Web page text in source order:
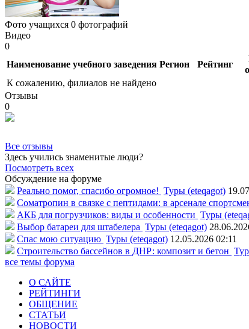
Фото учащихся 0 фотографий
Видео
0
Наименование учебного заведения Регион Рейтинг
К сожалению, филиалов не найдено
Отзывы
0
Все отзывы
Здесь учились знаменитые люди?
Посмотреть всех
Обсуждение на форуме
Реально помог, спасибо огромное! Туры (eteqagot)
Соматропин в связке с пептидами: в арсенале
АКБ для погрузчиков: виды и особенности Туры
Выбор батареи для штабелера Туры (eteqagot)
Спас мою ситуацию Туры (eteqagot) 12.05.2026 02:11
Строительство бассейнов в ДНР: композит и бетон
все темы форума
О САЙТЕ
РЕЙТИНГИ
ОБЩЕНИЕ
СТАТЬИ
НОВОСТИ